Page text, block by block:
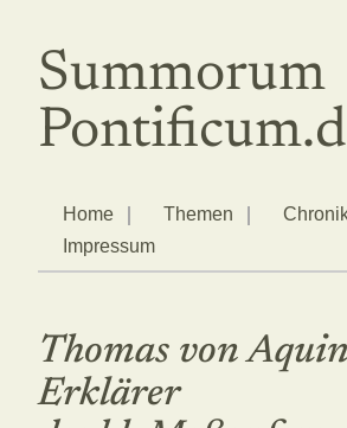
Summorum
Home Themen
Impressum
Thomas von
Erklärer